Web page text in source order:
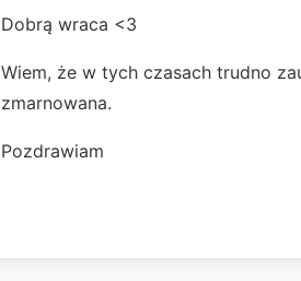
Dobrą wraca <3
Wiem, że w tych czasach trudno
zmarnowana.
Pozdrawiam